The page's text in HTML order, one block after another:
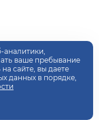
аналитики,
ваше пребывание
сайте, вы даете
данных в порядке,